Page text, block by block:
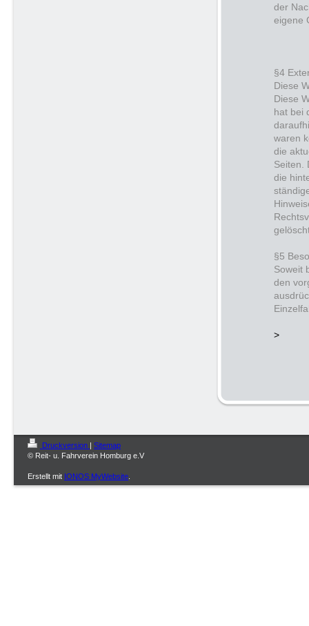
der
eigene
§4
Diese
Diese
hat bei
waren
die
Seiten.
die
§5
Soweit
den
>
Druckversion | Sitemap
© Reit- u. Fahrverein Homburg e.V
Erstellt mit IONOS MyWebsite